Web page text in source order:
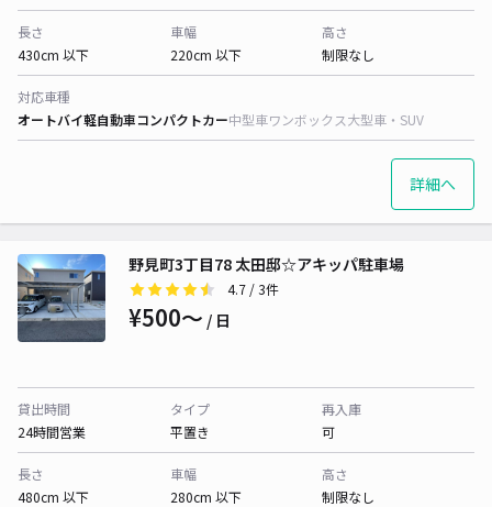
長さ
430cm 以下
車幅
220cm 以下
高さ
制限なし
対応車種
オートバイ軽自動車コンパクトカー中型車ワンボックス大型車・SUV
詳細へ
野見町3丁目78 太田邸☆アキッパ駐車場
4.7 / 3件
¥500〜 / 日
貸出時間
24時間営業
タイプ
平置き
再入庫
可
長さ
480cm 以下
車幅
280cm 以下
高さ
制限なし